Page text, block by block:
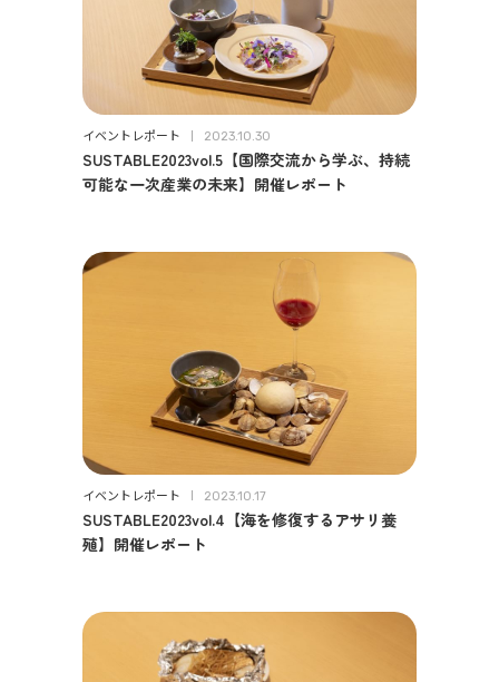
イベントレポート 2023.10.30
SUSTABLE2023vol.5【国際交流から学ぶ、持続
可能な一次産業の未来】開催レポート
イベントレポート 2023.10.17
SUSTABLE2023vol.4【海を修復するアサリ養
殖】開催レポート